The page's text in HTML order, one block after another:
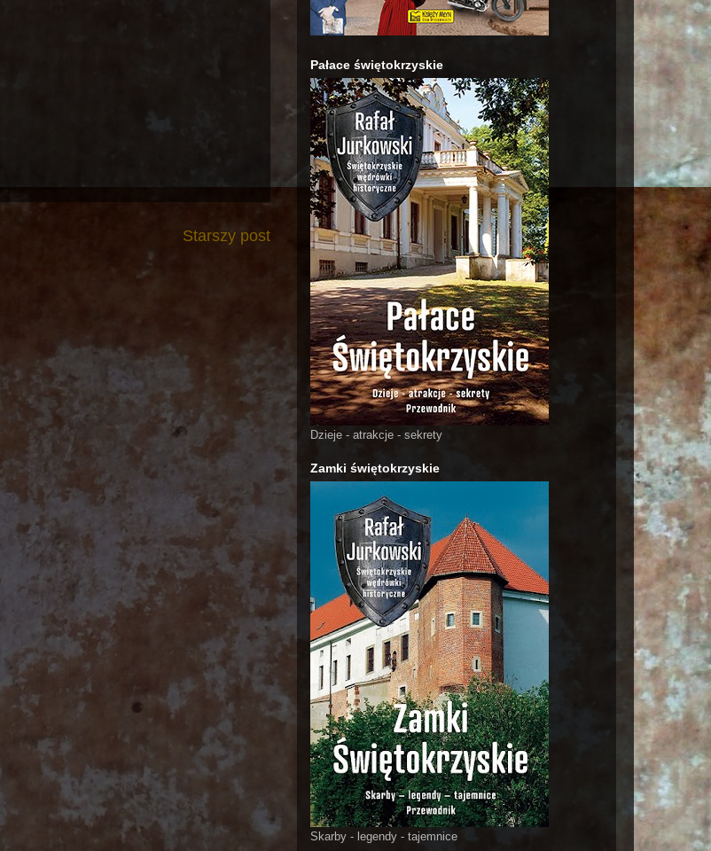
Starszy post
Pałace świętokrzyskie
Dzieje - atrakcje - sekrety
Zamki świętokrzyskie
Skarby - legendy - tajemnice